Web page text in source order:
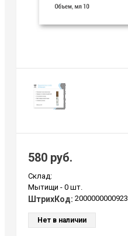
580 руб.
Склад:
Мытищи - 0 шт.
ШтрихКод: 2000000000923
Нет в наличии